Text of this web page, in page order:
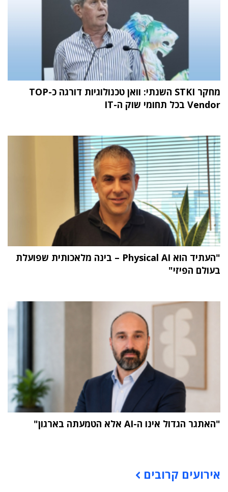
מחקר STKI השנתי: וואן טכנולוגיות דורגה כ-TOP
Vendor בכל תחומי שוק ה-IT
"העתיד הוא Physical AI – בינה מלאכותית שפועלת
בעולם הפיזי"
"האתגר הגדול אינו ה-AI אלא הטמעתה בארגון"
אירועים קרובים